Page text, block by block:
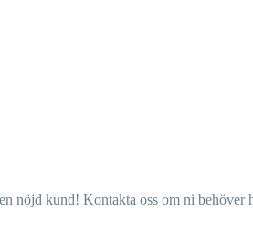
nöjd kund! Kontakta oss om ni behöver